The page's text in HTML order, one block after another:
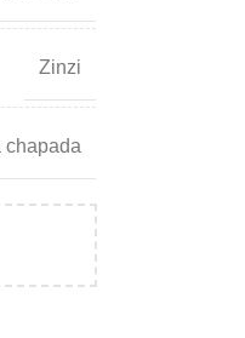
Zinzi
chapada